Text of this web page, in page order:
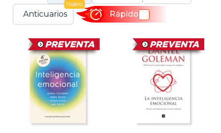
Anticuarios
Nuevo
Rápido